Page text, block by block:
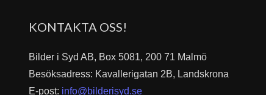
KONTAKTA OSS!
Bilder i Syd AB, Box 5081, 200 71 Malmö
Besöksadress: Kavallerigatan 2B, Landskrona
E-post: info@bilderisyd.se